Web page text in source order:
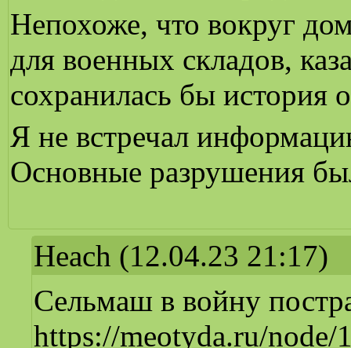
Непохоже, что вокруг
для военных складов,
сохранилась бы история
Я не встречал
Основные разрушения
Heach (12.04.23 21:17)
Сельмаш в войну
https://meotyda.ru/node/